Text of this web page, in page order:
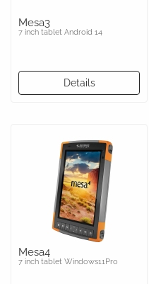
Mesa3
7 inch tablet Android 14
Details
Mesa4
7 inch tablet Windows11Pro